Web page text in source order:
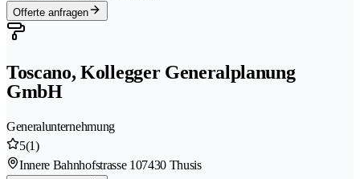
Offerte anfragen
Toscano, Kollegger Generalplanung
GmbH
Generalunternehmung
5(1)
Innere Bahnhofstrasse 107430 Thusis